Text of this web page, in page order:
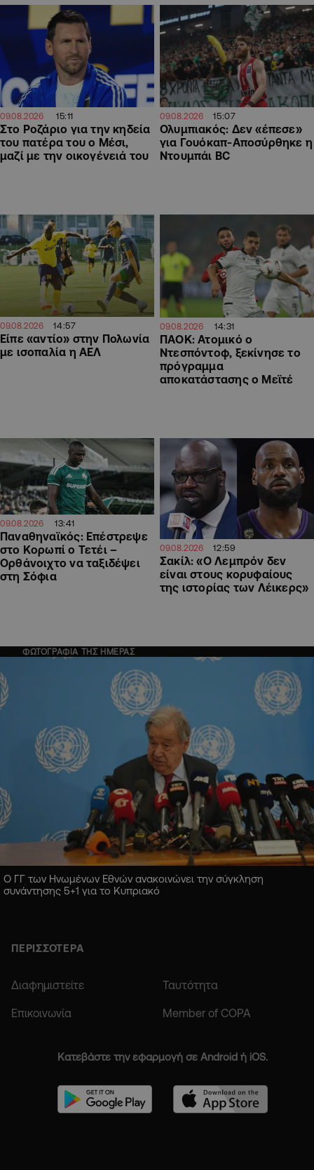
09.08.2026 15:11
Στο Ροζάριο για την κηδεία
του πατέρα του ο Μέσι,
μαζί με την οικογένειά του
09.08.2026 15:07
Ολυμπιακός: Δεν «έπεσε»
για Γουόκαπ-Αποσύρθηκε η
Ντουμπάι BC
09.08.2026 14:57
Είπε «αντίο» στην Πολωνία
με ισοπαλία η ΑΕΛ
09.08.2026 14:31
ΠΑΟΚ: Ατομικό ο
Ντεσπόντοφ, ξεκίνησε το
πρόγραμμα
αποκατάστασης ο Μεϊτέ
09.08.2026 13:41
Παναθηναϊκός: Επέστρεψε
στο Κορωπί ο Τετέι –
Ορθάνοιχτο να ταξιδέψει
στη Σόφια
09.08.2026 12:59
Σακίλ: «Ο Λεμπρόν δεν
είναι στους κορυφαίους
της ιστορίας των Λέικερς»
ΦΩΤΟΓΡΑΦΙΑ ΤΗΣ ΗΜΕΡΑΣ
Ο ΓΓ των Ηνωμένων Εθνών ανακοινώνει την σύγκληση
συνάντησης 5+1 για το Κυπριακό
ΠΕΡΙΣΣΟΤΕΡΑ
Διαφημιστείτε Ταυτότητα
Επικοινωνία Member of COPA
Κατεβάστε την εφαρμογή σε Android ή iOS.